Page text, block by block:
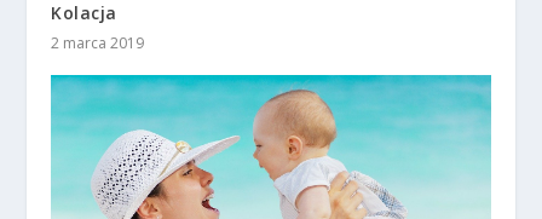
Kolacja
2 marca 2019